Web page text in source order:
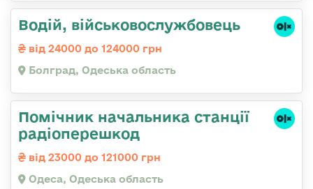
Водій, військовослужбовець
від 24000 до 124000 грн
Болград, Одеська область
Помічник начальника станції
радіоперешкод
від 23000 до 121000 грн
Одеса, Одеська область